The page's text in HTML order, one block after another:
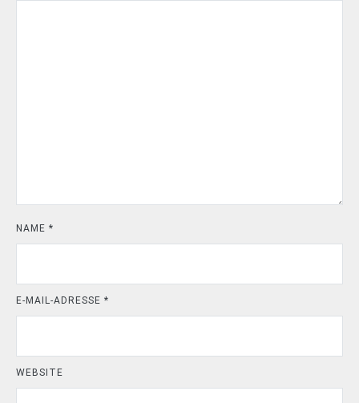
NAME *
E-MAIL-ADRESSE *
WEBSITE